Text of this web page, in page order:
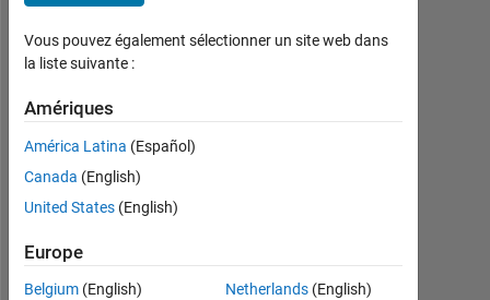
4 ans il
|
depuis
2021
Followers:
0
Vous pouvez également sélectionner un site web dans
la liste suivante :
Amériques
América Latina (Español)
Canada (English)
United States (English)
Europe
Belgium (English)
Netherlands(English)